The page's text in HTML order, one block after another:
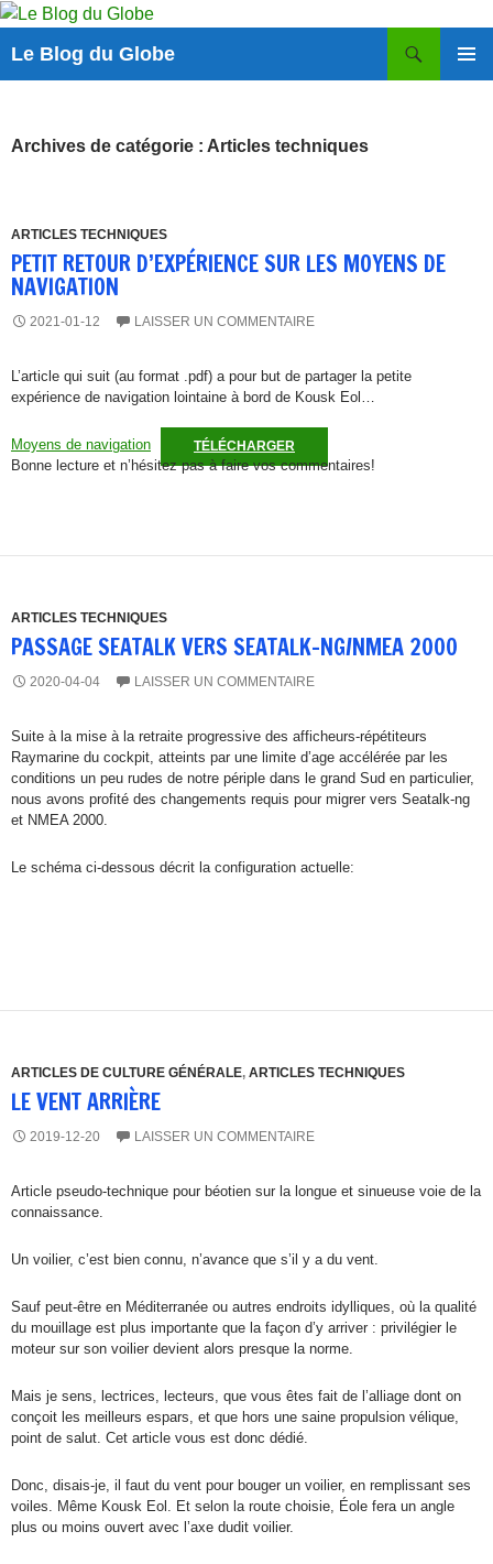
Aller
contenu
Le Blog du Globe
Archives de catégorie : Articles techniques
ARTICLES TECHNIQUES
PETIT RETOUR D’EXPÉRIENCE SUR LES MOYENS DE
NAVIGATION
2021-01-12 LAISSER UN COMMENTAIRE
L’article qui suit (au format .pdf) a pour but de partager la petite
expérience de navigation lointaine à bord de Kousk Eol…
Moyens de navigation TÉLÉCHARGER
Bonne lecture et n’hésitez pas à faire vos commentaires!
ARTICLES TECHNIQUES
PASSAGE SEATALK VERS SEATALK-NG/NMEA 2000
2020-04-04 LAISSER UN COMMENTAIRE
Suite à la mise à la retraite progressive des afficheurs-répétiteurs
Raymarine du cockpit, atteints par une limite d’age accélérée par les
conditions un peu rudes de notre périple dans le grand Sud en particulier,
nous avons profité des changements requis pour migrer vers Seatalk-ng
et NMEA 2000.
Le schéma ci-dessous décrit la configuration actuelle:
ARTICLES DE CULTURE GÉNÉRALE, ARTICLES TECHNIQUES
LE VENT ARRIÈRE
2019-12-20 LAISSER UN COMMENTAIRE
Article pseudo-technique pour béotien sur la longue et sinueuse voie de la
connaissance.
Un voilier, c’est bien connu, n’avance que s’il y a du vent.
Sauf peut-être en Méditerranée ou autres endroits idylliques, où la qualité
du mouillage est plus importante que la façon d’y arriver : privilégier le
moteur sur son voilier devient alors presque la norme.
Mais je sens, lectrices, lecteurs, que vous êtes fait de l’alliage dont on
conçoit les meilleurs espars, et que hors une saine propulsion vélique,
point de salut. Cet article vous est donc dédié.
Donc, disais-je, il faut du vent pour bouger un voilier, en remplissant ses
voiles. Même Kousk Eol. Et selon la route choisie, Éole fera un angle
plus ou moins ouvert avec l’axe dudit voilier.